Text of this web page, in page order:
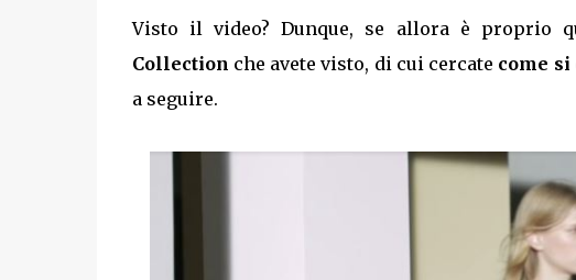
Visto il video? Dunque, se allora è proprio
Collection che avete visto, di cui cercate come
a seguire.